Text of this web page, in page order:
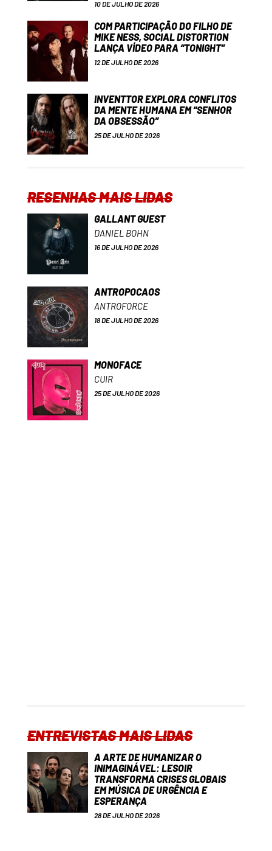
10 DE JULHO DE 2026
COM PARTICIPAÇÃO DO FILHO DE
MIKE NESS, SOCIAL DISTORTION
LANÇA VÍDEO PARA “TONIGHT”
12 DE JULHO DE 2026
INVENTTOR EXPLORA CONFLITOS
DA MENTE HUMANA EM “SENHOR
DA OBSESSÃO”
25 DE JULHO DE 2026
RESENHAS MAIS LIDAS
GALLANT GUEST
DANIEL BOHN
16 DE JULHO DE 2026
ANTROPOCAOS
ANTROFORCE
18 DE JULHO DE 2026
MONOFACE
CUIR
25 DE JULHO DE 2026
ENTREVISTAS MAIS LIDAS
A ARTE DE HUMANIZAR O
INIMAGINÁVEL: LESOIR
TRANSFORMA CRISES GLOBAIS
EM MÚSICA DE URGÊNCIA E
ESPERANÇA
28 DE JULHO DE 2026